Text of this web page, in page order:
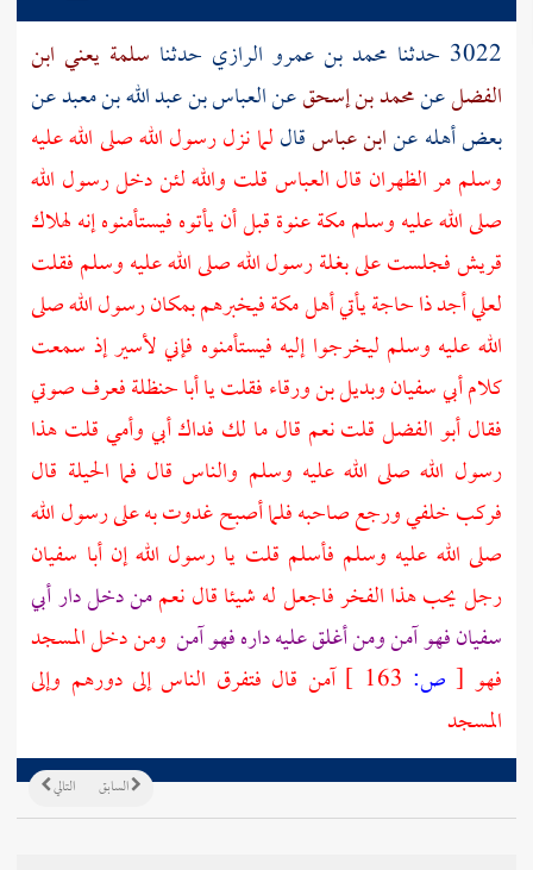
3022 حدثنا محمد بن عمرو الرازي حدثنا سلمة يعني ابن
الفضلعنمحمد بن إسحقعنالعباس بن عبد الله بن معبدعن
بعض أهلهعنابن عباسقاللما نزل رسول الله صلى الله عليه
وسلممر الظهران قالالعباسقلت والله لئن دخل رسول الله
صلى الله عليه وسلممكةعنوة قبل أن يأتوه فيستأمنوه إنه لهلاك
قريشفجلست على بغلة رسول الله صلى الله عليه وسلم فقلت
لعليأجد ذا حاجة يأتي أهلمكةفيخبرهم بمكان رسول الله صلى
الله عليه وسلم ليخرجوا إليه فيستأمنوه فإني لأسير إذ سمعت
كلامأبي سفيانوبديل بن ورقاءفقلت ياأبا حنظلةفعرف صوتي
فقالأبو الفضلقلت نعم قال ما لك فداك أبي وأمي قلت هذا
رسول الله صلى الله عليه وسلم والناس قال فما الحيلة قال
فركب خلفي ورجع صاحبه فلما أصبح غدوت به على رسول الله
صلى الله عليه وسلم فأسلم قلت يا رسول الله إنأبا سفيان
رجل يحب هذا الفخر فاجعل له شيئا قال نعممن دخل دارأبي
سفيانفهو آمن ومن أغلق عليه داره فهو آمن ومن دخل المسجد
فهو [ ص:
آمن قال فتفرق الناس إلى دورهم وإلى
المسجد
التالي السابق